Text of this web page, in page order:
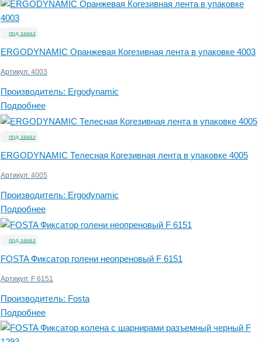
под заказ
ERGODYNAMIC Оранжевая Когезивная лента в упаковке 4003
Артикул: 4003
Производитель: Ergodynamic
Подробнее
под заказ
ERGODYNAMIC Телесная Когезивная лента в упаковке 4005
Артикул: 4005
Производитель: Ergodynamic
Подробнее
под заказ
FOSTA Фиксатор голени неопреновый F 6151
Артикул: F 6151
Производитель: Fosta
Подробнее